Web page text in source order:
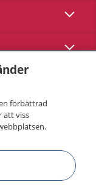
Visa
Visa
förbättrad
att viss